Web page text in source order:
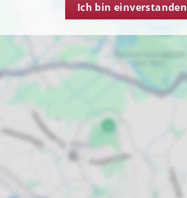
Ich bin einverstanden